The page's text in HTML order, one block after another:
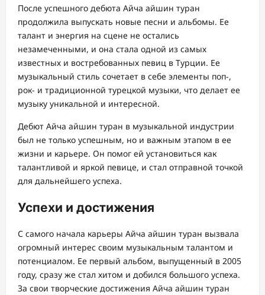
После успешного дебюта Айча айшин туран
продолжила выпускать новые песни и альбомы. Ее
талант и энергия на сцене не остались
незамеченными, и она стала одной из самых
известных и востребованных певиц в Турции. Ее
музыкальный стиль сочетает в себе элементы поп-,
рок- и традиционной турецкой музыки, что делает ее
музыку уникальной и интересной.
Дебют Айча айшин туран в музыкальной индустрии
был не только успешным, но и важным этапом в ее
жизни и карьере. Он помог ей установиться как
талантливой и яркой певице, и стал отправной точкой
для дальнейшего успеха.
Успехи и достижения
С самого начала карьеры Айча айшин туран вызвала
огромный интерес своим музыкальным талантом и
потенциалом. Ее первый альбом, выпущенный в 2005
году, сразу же стал хитом и добился большого успеха.
За свои творческие достижения Айча айшин туран